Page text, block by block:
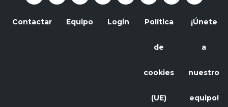
Contactar Equipo Login Política
de
cookies
(UE)
¡Únete
a
nuestro
equipo!